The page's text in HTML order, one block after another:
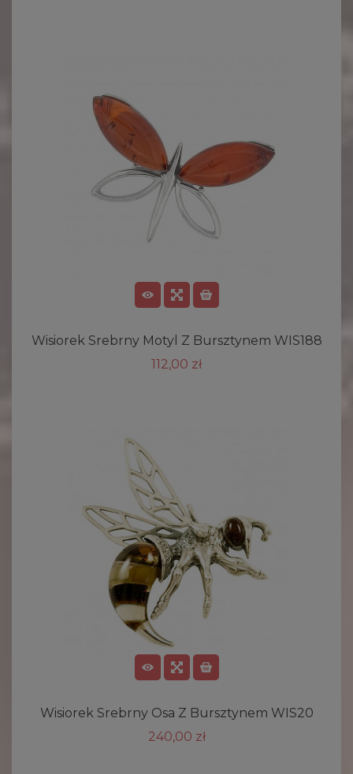
Wisiorek Srebrny Motyl Z Bursztynem WIS188
112,00 zł
Wisiorek Srebrny Osa Z Bursztynem WIS20
240,00 zł